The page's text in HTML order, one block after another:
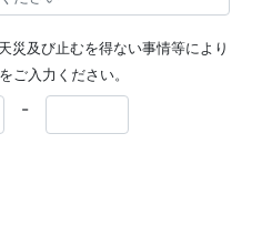
災及び止むを得ない事情等により
ご入力ください。
-